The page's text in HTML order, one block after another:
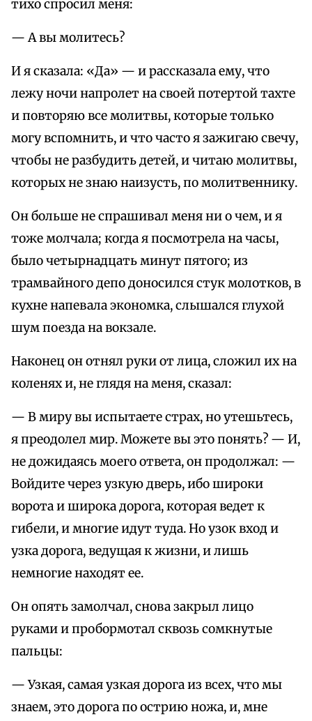
тихо спросил меня:
— А вы молитесь?
И я сказала: «Да» — и рассказала ему, что
лежу ночи напролет на своей потертой тахте
и повторяю все молитвы, которые только
могу вспомнить, и что часто я зажигаю свечу,
чтобы не разбудить детей, и читаю молитвы,
которых не знаю наизусть, по молитвеннику.
Он больше не спрашивал меня ни о чем, и я
тоже молчала; когда я посмотрела на часы,
было четырнадцать минут пятого; из
трамвайного депо доносился стук молотков, в
кухне напевала экономка, слышался глухой
шум поезда на вокзале.
Наконец он отнял руки от лица, сложил их на
коленях и, не глядя на меня, сказал:
— В миру вы испытаете страх, но утешьтесь,
я преодолел мир. Можете вы это понять? — И,
не дожидаясь моего ответа, он продолжал: —
Войдите через узкую дверь, ибо широки
ворота и широка дорога, которая ведет к
гибели, и многие идут туда. Но узок вход и
узка дорога, ведущая к жизни, и лишь
немногие находят ее.
Он опять замолчал, снова закрыл лицо
руками и пробормотал сквозь сомкнутые
пальцы:
— Узкая, самая узкая дорога из всех, что мы
знаем, это дорога по острию ножа, и, мне